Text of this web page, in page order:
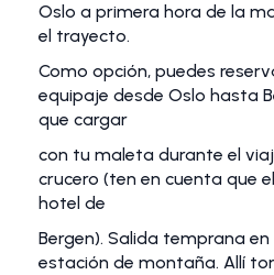
Oslo a primera hora de la
el trayecto.
Como opción, puedes
equipaje desde Oslo hasta
que cargar
con tu maleta durante el
crucero (ten en cuenta que
hotel de
Bergen). Salida temprana
estación de montaña. Allí